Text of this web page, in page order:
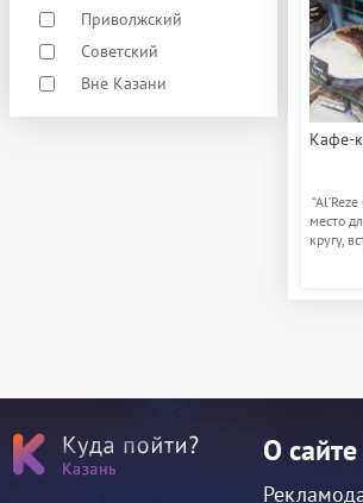
Приволжский
Советский
Вне Казани
Кафе-
место
кругу,
О сайте